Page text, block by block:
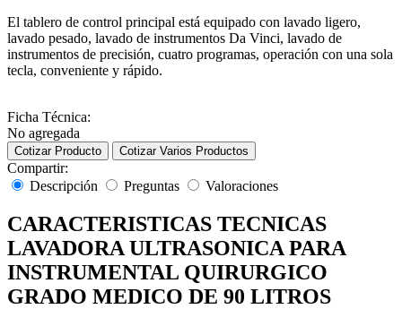
El tablero de control principal está equipado con lavado ligero,
lavado pesado, lavado de instrumentos Da Vinci, lavado de
instrumentos de precisión, cuatro programas, operación con una sola
tecla, conveniente y rápido.
Ficha Técnica:
No agregada
Cotizar Producto Cotizar Varios Productos
Compartir:
Descripción
Preguntas Valoraciones
CARACTERISTICAS TECNICAS
LAVADORA ULTRASONICA PARA
INSTRUMENTAL QUIRURGICO
GRADO MEDICO DE 90 LITROS